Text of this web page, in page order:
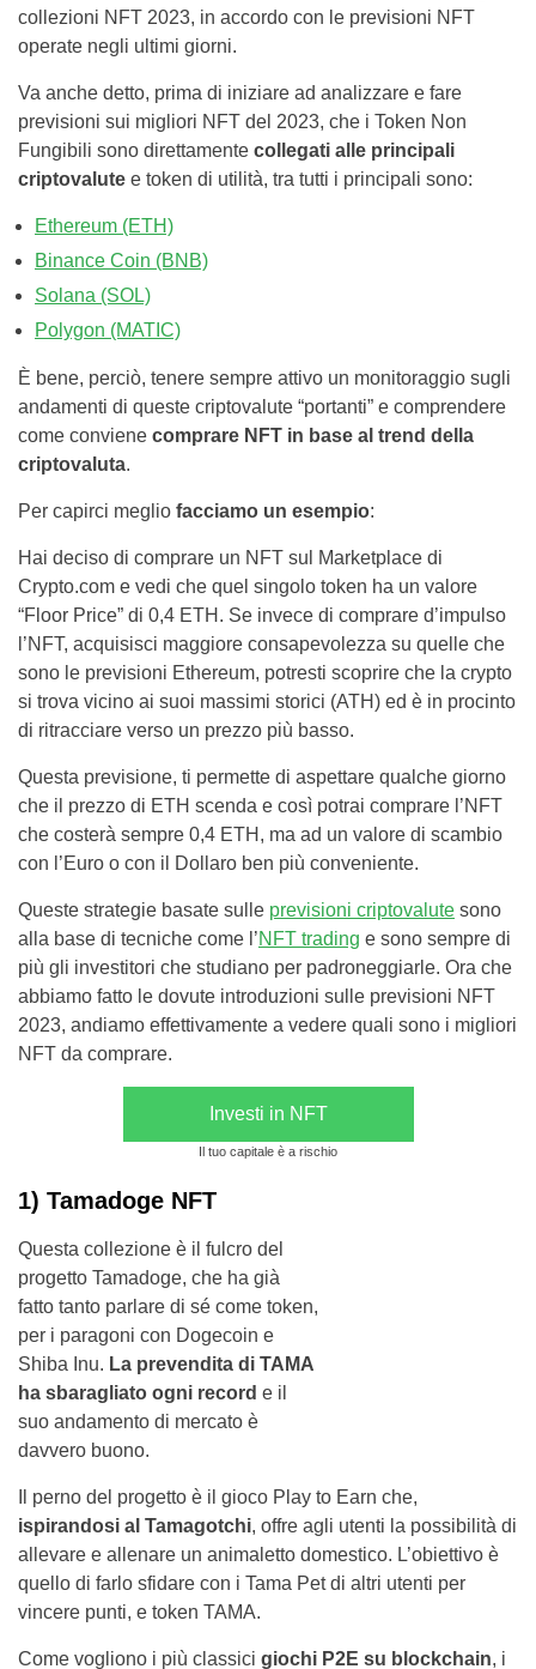
collezioni NFT 2023, in accordo con le previsioni NFT
operate negli ultimi giorni.
Va anche detto, prima di iniziare ad analizzare e fare
previsioni sui migliori NFT del 2023, che i Token Non
Fungibili sono direttamente collegati alle principali
criptovalute e token di utilità, tra tutti i principali sono:
Ethereum (ETH)
Binance Coin (BNB)
Solana (SOL)
Polygon (MATIC)
È bene, perciò, tenere sempre attivo un monitoraggio sugli
andamenti di queste criptovalute “portanti” e comprendere
come conviene comprare NFT in base al trend della
criptovaluta.
Per capirci meglio facciamo un esempio:
Hai deciso di comprare un NFT sul Marketplace di
Crypto.com e vedi che quel singolo token ha un valore
“Floor Price” di 0,4 ETH. Se invece di comprare d’impulso
l’NFT, acquisisci maggiore consapevolezza su quelle che
sono le previsioni Ethereum, potresti scoprire che la crypto
si trova vicino ai suoi massimi storici (ATH) ed è in procinto
di ritracciare verso un prezzo più basso.
Questa previsione, ti permette di aspettare qualche giorno
che il prezzo di ETH scenda e così potrai comprare l’NFT
che costerà sempre 0,4 ETH, ma ad un valore di scambio
con l’Euro o con il Dollaro ben più conveniente.
Queste strategie basate sulle previsioni criptovalute sono
alla base di tecniche come l’NFT trading e sono sempre di
più gli investitori che studiano per padroneggiarle. Ora che
abbiamo fatto le dovute introduzioni sulle previsioni NFT
2023, andiamo effettivamente a vedere quali sono i migliori
NFT da comprare.
Investi in NFT
Il tuo capitale è a rischio
1) Tamadoge NFT
Questa collezione è il fulcro del
progetto Tamadoge, che ha già
fatto tanto parlare di sé come token,
per i paragoni con Dogecoin e
Shiba Inu. La prevendita di TAMA
ha sbaragliato ogni record e il
suo andamento di mercato è
davvero buono.
Il perno del progetto è il gioco Play to Earn che,
ispirandosi al Tamagotchi, offre agli utenti la possibilità di
allevare e allenare un animaletto domestico. L’obiettivo è
quello di farlo sfidare con i Tama Pet di altri utenti per
vincere punti, e token TAMA.
Come vogliono i più classici giochi P2E su blockchain, i